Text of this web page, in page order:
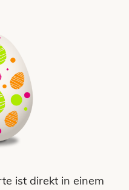
ist direkt in einem